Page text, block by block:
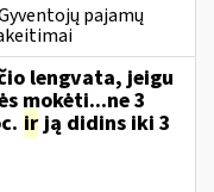
pajamų
lengvata, jeigu
mokėti...ne 3
irją didins iki 3